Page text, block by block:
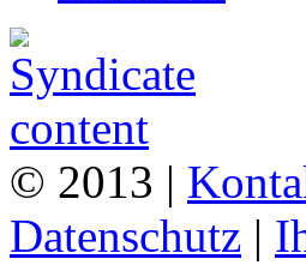
© 2013 |
Datenschutz |